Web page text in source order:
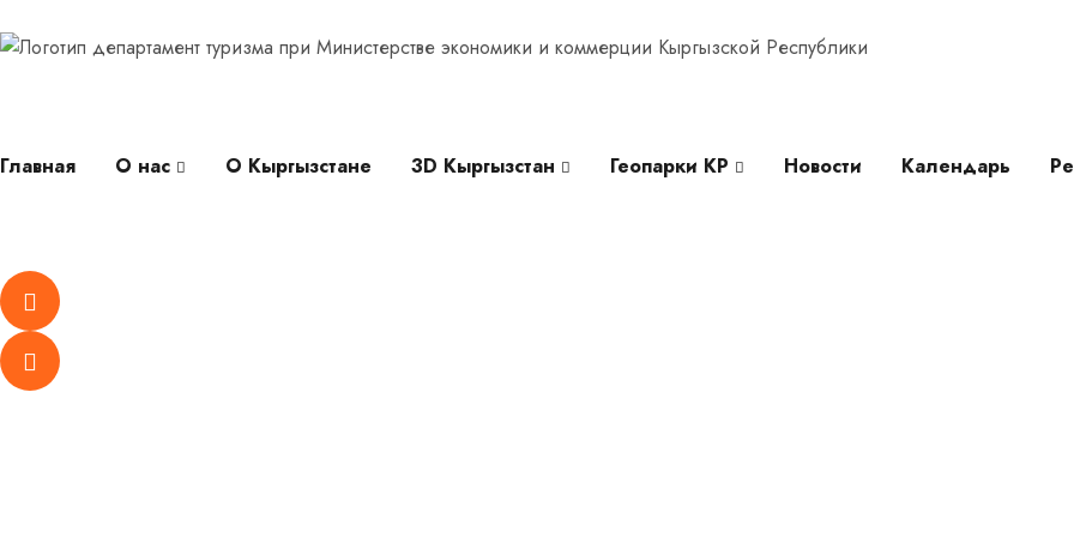
Главная О нас О Кыргызстане 3D Кыргызстан Геопарки КР Новости Календарь